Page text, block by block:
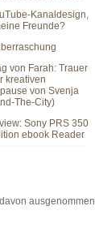
Kanaldesign,
Freunde?
von Farah: Trauer
kreativen
von Svenja
The-City)
Sony PRS 350
ebook Reader
ausgenommen.